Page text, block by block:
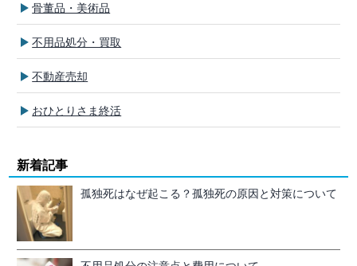
骨董品・美術品
不用品処分・買取
不動産売却
おひとりさま終活
新着記事
孤独死はなぜ起こる？孤独死の原因と対策について